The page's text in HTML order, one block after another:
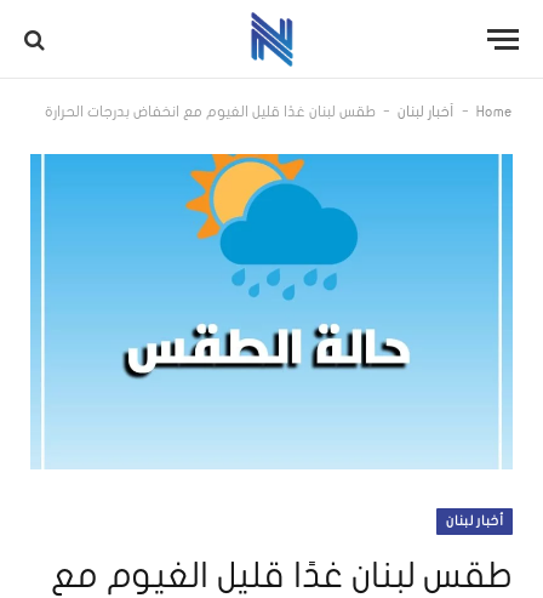
Home
- أخبار لبنان - طقس لبنان غدًا قليل الغيوم مع انخفاض بدرجات الحرارة
أخبار لبنان
طقس لبنان غدًا قليل الغيوم مع